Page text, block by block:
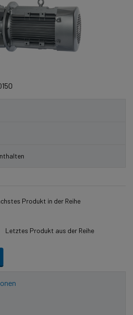
Produkt in der Reihe
Letztes Produkt aus der Reihe